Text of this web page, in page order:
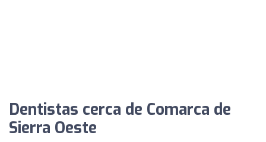
Dentistas cerca de Comarca de
Sierra Oeste